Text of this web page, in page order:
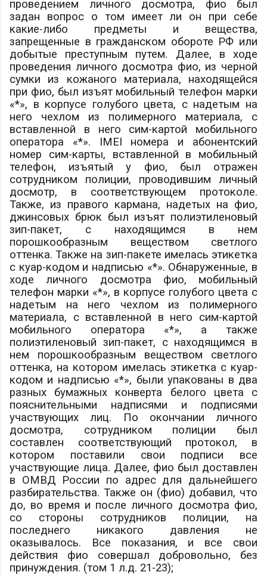
проведением личного досмотра, фио был
задан вопрос о том имеет ли он при себе
какие-либо предметы и вещества,
запрещенные в гражданском обороте РФ или
добытые преступным путем. Далее, в ходе
проведения личного досмотра фио, из черной
сумки из кожаного материала, находящейся
при фио, был изъят мобильный телефон марки
«*», в корпусе голубого цвета, с надетым на
него чехлом из полимерного материала, с
вставленной в него сим-картой мобильного
оператора «*». IMEI номера и абонентский
номер сим-карты, вставленной в мобильный
телефон, изъятый у фио, был отражен
сотрудником полиции, проводившим личный
досмотр, в соответствующем протоколе.
Также, из правого кармана, надетых на фио,
джинсовых брюк был изъят полиэтиленовый
зип-пакет, с находящимся в нем
порошкообразным веществом светлого
оттенка. Также на зип-пакете имелась этикетка
с куар-кодом и надписью «*». Обнаруженные, в
ходе личного досмотра фио, мобильный
телефон марки «*», в корпусе голубого цвета с
надетым на него чехлом из полимерного
материала, с вставленной в него сим-картой
мобильного оператора «*», а также
полиэтиленовый зип-пакет, с находящимся в
нем порошкообразным веществом светлого
оттенка, на котором имелась этикетка с куар-
кодом и надписью «*», были упакованы в два
разных бумажных конверта белого цвета с
пояснительными надписями и подписями
участвующих лиц. По окончании личного
досмотра, сотрудником полиции был
составлен соответствующий протокол, в
котором поставили свои подписи все
участвующие лица. Далее, фио был доставлен
в ОМВД России по адресдля дальнейшего
разбирательства. Также он (фио) добавил, что
до, во время и после личного досмотра фио,
со стороны сотрудников полиции, на
последнего никакого давления не
оказывалось. Все показания, и все свои
действия фио совершал добровольно, без
принуждения. (том 1 л.д. 21-23);